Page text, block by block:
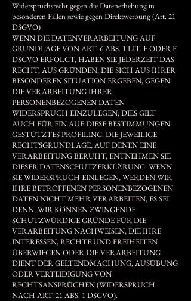
Widerspruchsrecht gegen die Datenerhebung in
besonderen Fällen sowie gegen Direktwerbung (Art. 21
DSGVO)
WENN DIE DATENVERARBEITUNG AUF
GRUNDLAGE VON ART. 6 ABS. 1 LIT. E ODER F
DSGVO ERFOLGT, HABEN SIE JEDERZEIT DAS
RECHT, AUS GRÜNDEN, DIE SICH AUS IHRER
BESONDEREN SITUATION ERGEBEN, GEGEN
DIE VERARBEITUNG IHRER
PERSONENBEZOGENEN DATEN
WIDERSPRUCH EINZULEGEN; DIES GILT
AUCH FÜR EIN AUF DIESE BESTIMMUNGEN
GESTÜTZTES PROFILING. DIE JEWEILIGE
RECHTSGRUNDLAGE, AUF DENEN EINE
VERARBEITUNG BERUHT, ENTNEHMEN SIE
DIESER DATENSCHUTZERKLÄRUNG. WENN
SIE WIDERSPRUCH EINLEGEN, WERDEN WIR
IHRE BETROFFENEN PERSONENBEZOGENEN
DATEN NICHT MEHR VERARBEITEN, ES SEI
DENN, WIR KÖNNEN ZWINGENDE
SCHUTZWÜRDIGE GRÜNDE FÜR DIE
VERARBEITUNG NACHWEISEN, DIE IHRE
INTERESSEN, RECHTE UND FREIHEITEN
ÜBERWIEGEN ODER DIE VERARBEITUNG
DIENT DER GELTENDMACHUNG, AUSÜBUNG
ODER VERTEIDIGUNG VON
RECHTSANSPRÜCHEN (WIDERSPRUCH
NACH ART. 21 ABS. 1 DSGVO).